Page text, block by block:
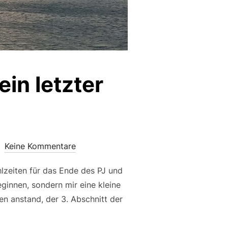
letzter
Keine Kommentare
für das Ende des PJ und
sondern mir eine kleine
anstand, der 3. Abschnitt der